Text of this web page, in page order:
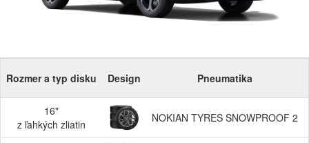
Rozmer a typ disku Design Pneumatika
16"
z ľahkých zliatin
NOKIAN TYRES SNOWPROOF 2